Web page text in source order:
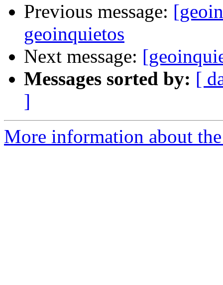
Previous message:
geoinquietos
Next message:
Messages sorted by: [
]
More information about